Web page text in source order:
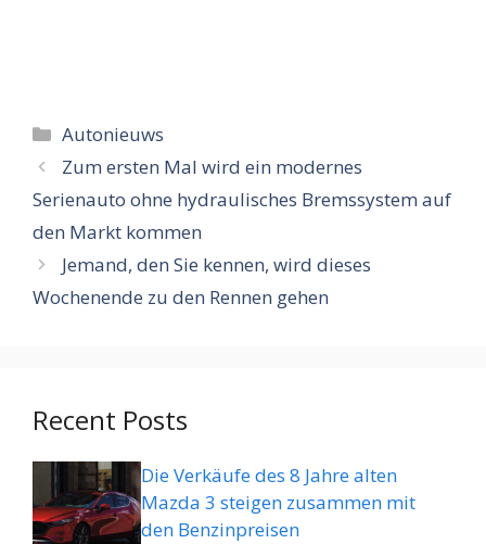
Categorieën
Autonieuws
Zum ersten Mal wird ein modernes
Serienauto ohne hydraulisches Bremssystem auf
den Markt kommen
Jemand, den Sie kennen, wird dieses
Wochenende zu den Rennen gehen
Recent Posts
Die Verkäufe des 8 Jahre alten
Mazda 3 steigen zusammen mit
den Benzinpreisen